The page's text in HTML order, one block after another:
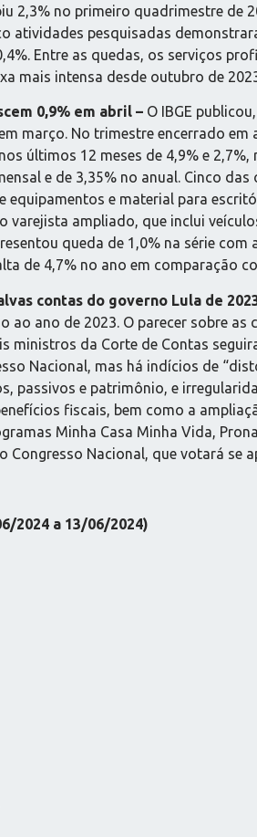
2,3% no primeiro quadrimestre de
atividades pesquisadas
Entre as quedas, os serviços
mais intensa desde outubro de
0,9% em abril – O IBGE
março. No trimestre encerrado
últimos 12 meses de 4,9% e
e de 3,35% no anual. Cinco
equipamentos e material para
varejista ampliado, que inclui
queda de 1,0% na série
de 4,7% no ano em comparação
contas do governo Lula de
ao ano de 2023. O parecer sobre
ministros da Corte de Contas
Nacional, mas há indícios de
passivos e patrimônio, e
fiscais, bem como a
Minha Casa Minha Vida,
Congresso Nacional, que votará se
2024 a 13/06/2024)